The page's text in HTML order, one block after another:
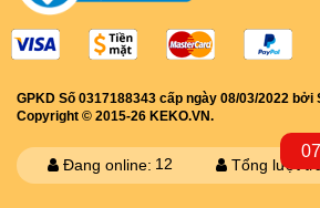
GPKD Số 0317188343 cấp ngày 08/03/2022 bởi
Copyright © 2015-26 KEKO.VN.
Đang online: 12 Tổng lượt